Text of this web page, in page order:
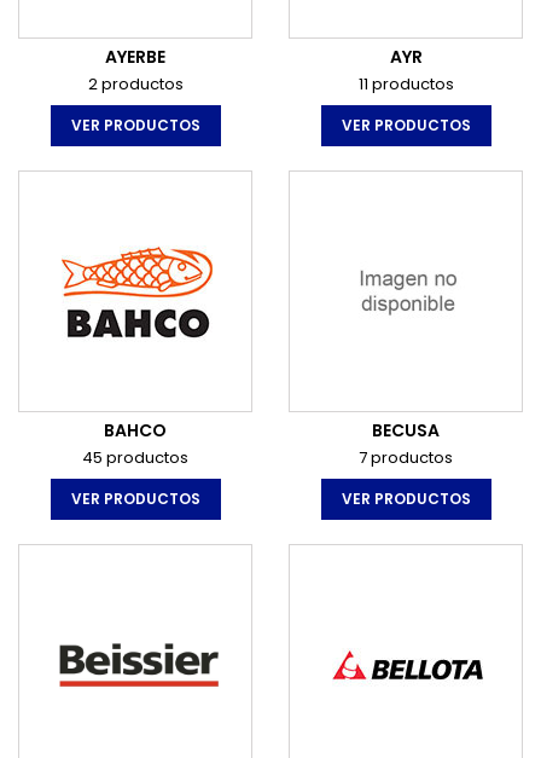
AYERBE
2 productos
VER PRODUCTOS
AYR
11 productos
VER PRODUCTOS
BAHCO
45 productos
VER PRODUCTOS
BECUSA
7 productos
VER PRODUCTOS